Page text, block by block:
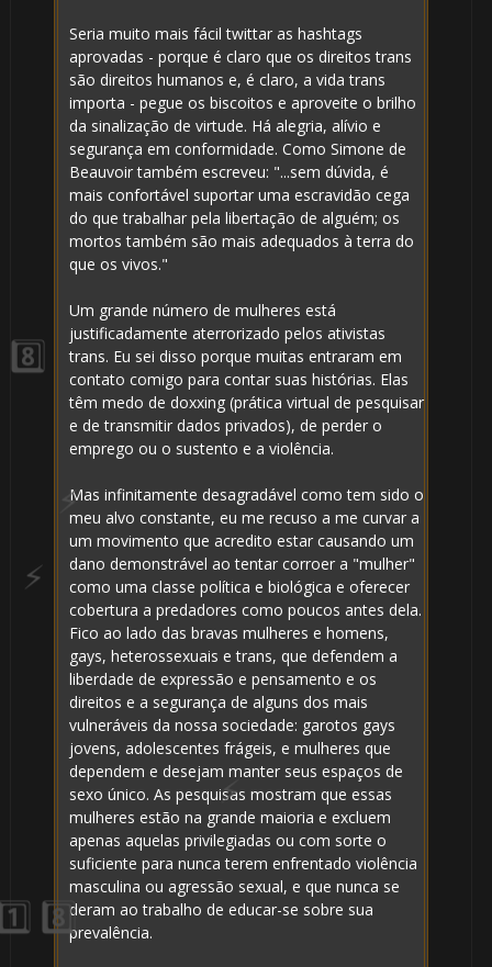
Seria muito mais fácil twittar as hashtags
aprovadas - porque é claro que os direitos trans
são direitos humanos e, é claro, a vida trans
importa - pegue os biscoitos e aproveite o brilho
da sinalização de virtude. Há alegria, alívio e
segurança em conformidade. Como Simone de
Beauvoir também escreveu: "...sem dúvida, é
mais confortável suportar uma escravidão cega
do que trabalhar pela libertação de alguém; os
mortos também são mais adequados à terra do
que os vivos."
Um grande número de mulheres está
justificadamente aterrorizado pelos ativistas
trans. Eu sei disso porque muitas entraram em
contato comigo para contar suas histórias. Elas
têm medo de doxxing (prática virtual de pesquisar
e de transmitir dados privados), de perder o
emprego ou o sustento e a violência.
Mas infinitamente desagradável como tem sido o
meu alvo constante, eu me recuso a me curvar a
um movimento que acredito estar causando um
dano demonstrável ao tentar corroer a "mulher"
como uma classe política e biológica e oferecer
cobertura a predadores como poucos antes dela.
Fico ao lado das bravas mulheres e homens,
gays, heterossexuais e trans, que defendem a
liberdade de expressão e pensamento e os
direitos e a segurança de alguns dos mais
vulneráveis ​​da nossa sociedade: garotos gays
jovens, adolescentes frágeis, e mulheres que
dependem e desejam manter seus espaços de
sexo único. As pesquisas mostram que essas
mulheres estão na grande maioria e excluem
apenas aquelas privilegiadas ou com sorte o
suficiente para nunca terem enfrentado violência
masculina ou agressão sexual, e que nunca se
deram ao trabalho de educar-se sobre sua
prevalência.
🎂
🎈
1️⃣ 8️⃣
🎂
1️⃣ 8️⃣